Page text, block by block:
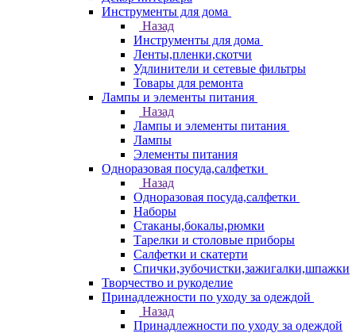
Инструменты для дома
Назад
Инструменты для дома
Ленты,пленки,скотчи
Удлинители и сетевые фильтры
Товары для ремонта
Лампы и элементы питания
Назад
Лампы и элементы питания
Лампы
Элементы питания
Одноразовая посуда,салфетки
Назад
Одноразовая посуда,салфетки
Наборы
Стаканы,бокалы,рюмки
Тарелки и столовые приборы
Салфетки и скатерти
Спички,зубочистки,зажигалки,шпажки
Творчество и рукоделие
Принадлежности по уходу за одеждой
Назад
Принадлежности по уходу за одеждой